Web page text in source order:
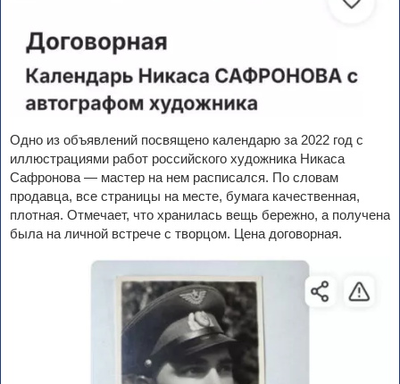
Одно из объявлений посвящено календарю за 2022 год с
иллюстрациями работ российского художника Никаса
Сафронова — мастер на нем расписался. По словам
продавца, все страницы на месте, бумага качественная,
плотная. Отмечает, что хранилась вещь бережно, а получена
была на личной встрече с творцом. Цена договорная.